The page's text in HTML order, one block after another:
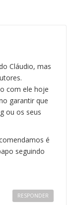
Cláudio, mas
com ele hoje
garantir que
ou os seus
é
seguindo
RESPONDER